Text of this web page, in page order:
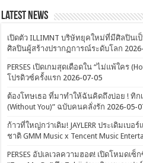
Latest News
เปิดตัว ILLIMNT บริษัทยุคใหม่ที่มีศิลปินเป็
ศิลปินผู้สร้างปรากฏการณ์ระดับโลก
PERSES เปิดเกมสุดเดือดใน “ไม่แพ้ใคร
โปรดิวซ์ครั้งแรก 2026-07-05
ต้องโทษเธอ ที่มาทำให้ฉันคิดถึงบ่อย ! ทิก
(Without You)” ฉบับคนคลั่งรัก 2026-05-
ก้าวที่ใหญ่กว่าเดิม! JAYLERR ประเดิมเบอ
ชาติ GMM Music x Tencent Music
PERSES อัปเลเวลความฮอต! เปิดโหมด